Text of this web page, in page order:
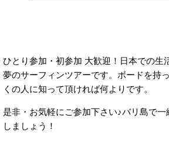
ひとり参加・初参加 大歓迎！日本での生
夢のサーフィンツアーです。ボードを持
くの人に知って頂ければ何よりです。
是非・お気軽にご参加下さい♪バリ島で
しましょう！